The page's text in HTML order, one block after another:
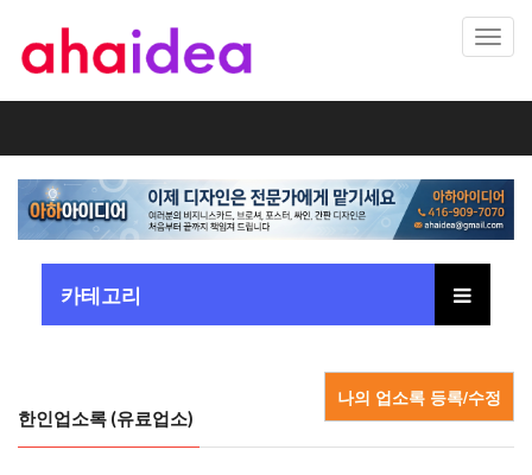
카테고리
나의 업소록 등록/수정
한인업소록 (유료업소)